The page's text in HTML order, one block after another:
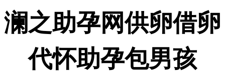
澜之助孕网供卵借卵
代怀助孕包男孩